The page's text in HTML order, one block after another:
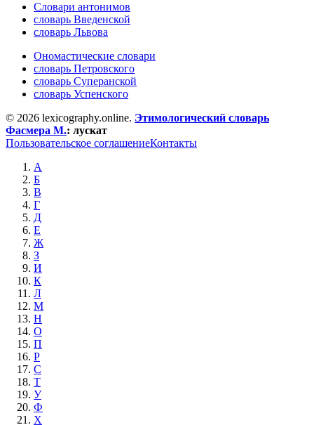
Словари антонимов
словарь Введенской
словарь Львова
Ономастические словари
словарь Петровского
словарь Суперанской
словарь Успенского
© 2026 lexicography.online. Этимологический словарь
Фасмера М.: лускат
Пользовательское соглашениеКонтакты
А
Б
В
Г
Д
Е
Ж
З
И
К
Л
М
Н
О
П
Р
С
Т
У
Ф
Х